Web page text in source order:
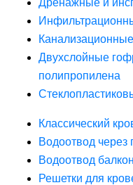
Дренажные и
Двухслойные
полипропилена
Классический
Водоотвод через
Водоотвод
Решетки для